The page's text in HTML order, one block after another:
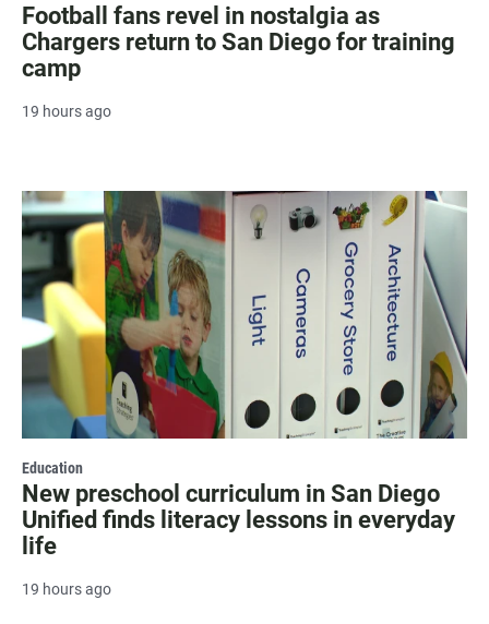
Football fans revel in nostalgia as
Chargers return to San Diego for training
camp
19 hours ago
Education
New preschool curriculum in San Diego
Unified finds literacy lessons in everyday
life
19 hours ago